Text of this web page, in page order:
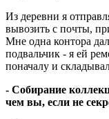
Из деревни я
вывозить с почты,
Мне одна контора
подвальчик - я ей
поначалу и
- Собирание
чем вы, если не